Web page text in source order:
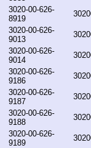
3020-00-626-
8919
3020-00-626-
9013
3020-00-626-
9014
3020-00-626-
9186
3020-00-626-
9187
3020-00-626-
9188
3020-00-626-
9189